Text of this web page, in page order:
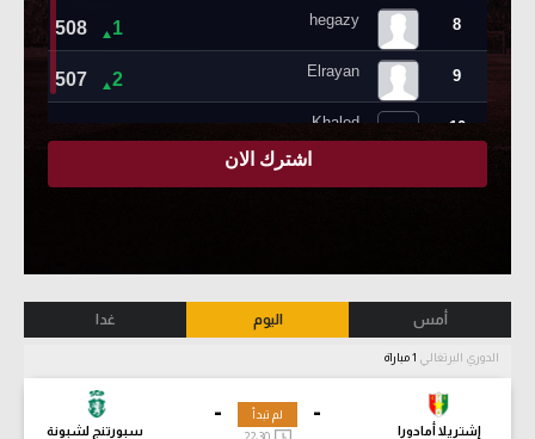
أمس اليوم غدا
الدوري البرتغالي
-
إشتريلا أمادورا
-
سبورتنج لشبونة
لم تبدأ